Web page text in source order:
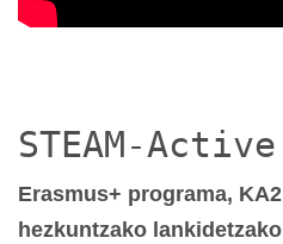
STEAM-Active
Erasmus+ programa,
hezkuntzako